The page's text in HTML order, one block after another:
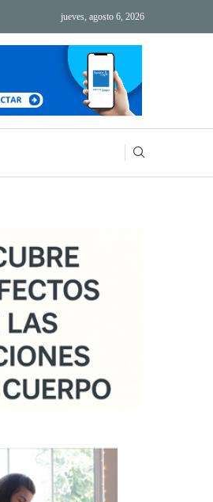
BASURA MENTAL: LA IMPORTANCIA DE
jueves, agosto 6, 2026